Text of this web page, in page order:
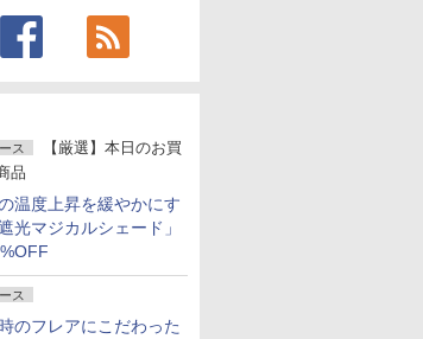
ス
【厳選】本日のお買
品
温度上昇を緩やかにす
光マジカルシェード」
ス
のフレアにこだわった